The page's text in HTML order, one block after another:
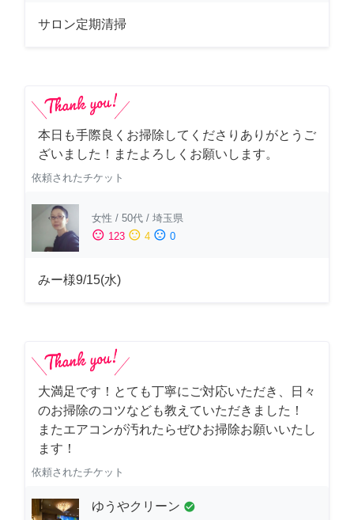
サロン定期清掃
本日も手際良くお掃除してくださりありがとうご
ざいました！またよろしくお願いします。
依頼されたチケット
女性 / 50代 / 埼玉県
sentiment_satisfied 123 sentiment_neutral 4 sentiment_dissatisfied 0
みー様9/15(水)
大満足です！とても丁寧にご対応いただき、日々
のお掃除のコツなども教えていただきました！
またエアコンが汚れたらぜひお掃除お願いいたし
ます！
依頼されたチケット
ゆうやクリーン check_circle